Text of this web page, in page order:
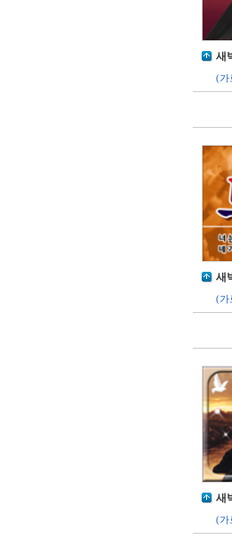
새
(가
새
(가
새
(가